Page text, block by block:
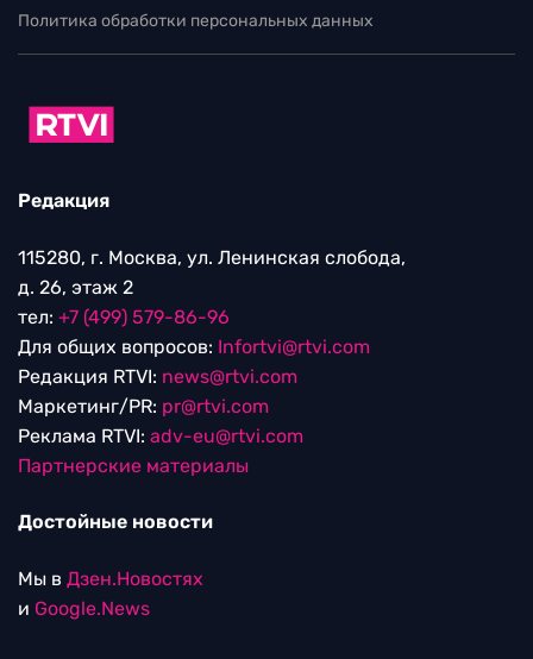
Политика обработки персональных данных
Редакция
115280, г. Москва, ул. Ленинская слобода,
д. 26, этаж 2
тел: +7 (499) 579-86-96
Для общих вопросов: Infortvi@rtvi.com
Редакция RTVI: news@rtvi.com
Маркетинг/PR: pr@rtvi.com
Реклама RTVI: adv-eu@rtvi.com
Партнерские материалы
Достойные новости
Мы в Дзен.Новостях
и Google.News